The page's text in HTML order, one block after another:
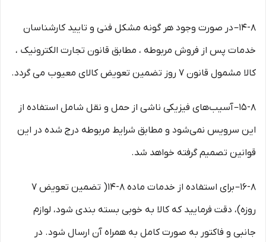
۱۴-۸– در صورت وجود هر گونه مشکل فنی و تایید کارشناسان
خدمات پس از فروش مربوطه ، مطابق قانون تجارت الکترونیک ،
کالا مشمول قانون ۷ روز تضمین تعویض کالای معیوب می گردد.
۱۵-۸– آسیب‏‌های فیزیکی ناشی از حمل و نقل شامل استفاده از
این سرویس نمی‏‌شود و مطابق شرایط مربوطه درج شده در این
قوانین تصمیم گرفته خواهد شد.
۱۶-۸– برای استفاده از خدمات ماده ۸-۱۴( تضمین تعویض ۷
روزه)، دقت فرمایید که کالا به ‏خوبی بسته ‌بندی شود، لوازم
جانبی و فاکتور به صورت کامل به همراه آن ارسال شود. در